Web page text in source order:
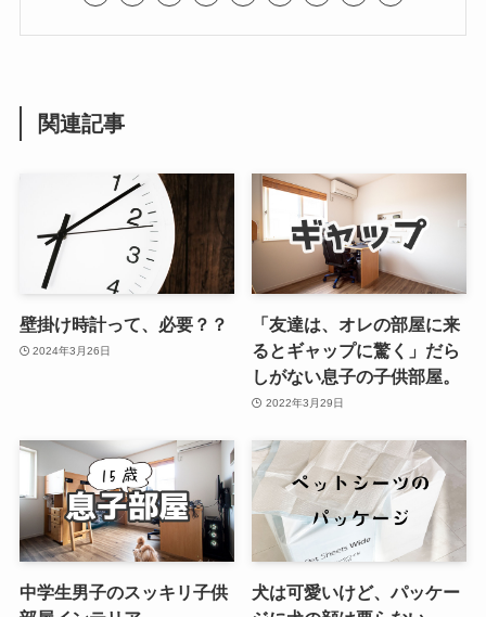
関連記事
壁掛け時計って、必要？？
2024年3月26日
「友達は、オレの部屋に来
るとギャップに驚く」だら
しがない息子の子供部屋。
2022年3月29日
中学生男子のスッキリ子供
犬は可愛いけど、パッケー